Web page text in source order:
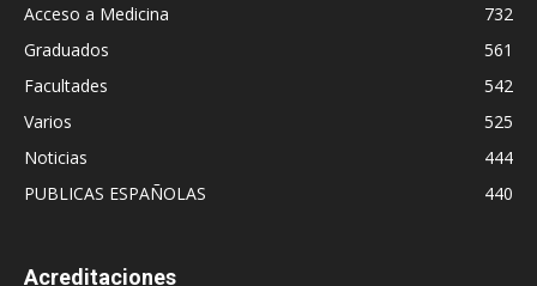
Acceso a Medicina
732
Graduados
561
Facultades
542
Varios
525
Noticias
444
PUBLICAS ESPAÑOLAS
440
Acreditaciones